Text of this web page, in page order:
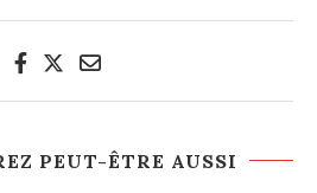
PEUT-ÊTRE AUSSI